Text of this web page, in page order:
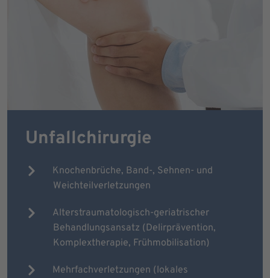
Unfallchirurgie
Knochenbrüche, Band-, Sehnen- und
Weichteilverletzungen
Alterstraumatologisch-geriatrischer
Behandlungsansatz (Delirprävention,
Komplextherapie, Frühmobilisation)
Mehrfachverletzungen (lokales